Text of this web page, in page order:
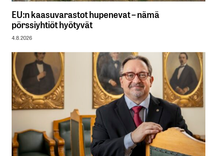
EU:n kaasuvarastot hupenevat – nämä
pörssiyhtiöt hyötyvät
4.8.2026